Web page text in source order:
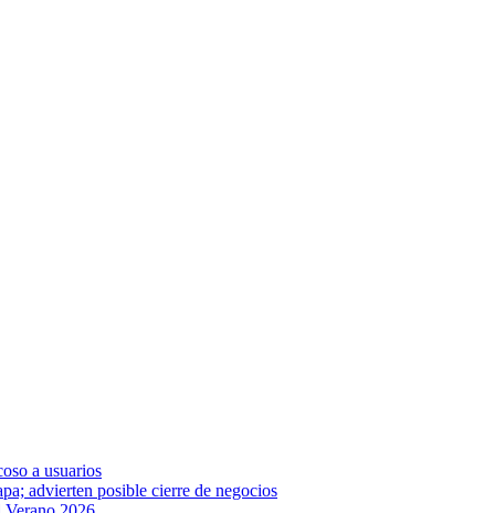
a usuarios
advierten posible cierre de negocios